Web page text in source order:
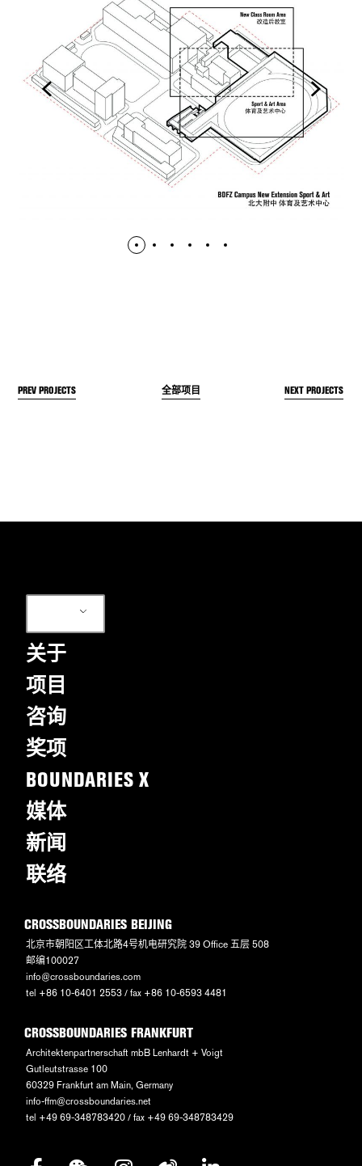
PREV PROJECTS 全部项目 NEXT PROJECTS
关于
项目
咨询
奖项
BOUNDARIES X
媒体
新闻
联络
CROSSBOUNDARIES BEIJING
北京市朝阳区工体北路4号机电研究院 39 Office 五层 508
邮编100027
info@crossboundaries.com
tel +86 10-6401 2553 / fax +86 10-6593 4481
CROSSBOUNDARIES FRANKFURT
Architektenpartnerschaft mbB Lenhardt + Voigt
Gutleutstrasse 100
60329 Frankfurt am Main, Germany
info-ffm@crossboundaries.net
tel +49 69-348783420 / fax +49 69-348783429